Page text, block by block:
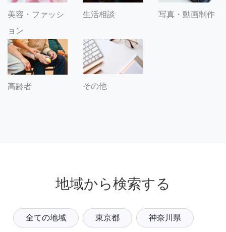
美容・ファッシ
ョン
生活相談 写真・動画制作
高齢者 その他
地域から検索する
全ての地域 東京都 神奈川県